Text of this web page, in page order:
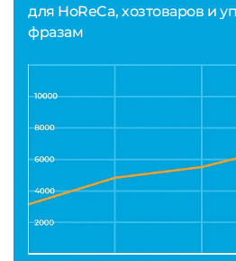
для HoReCa, хозтоваров и
фразам